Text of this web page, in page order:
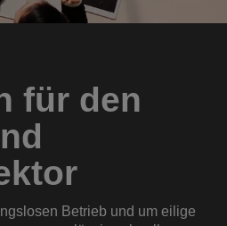
für den
Betrieb und um eilige